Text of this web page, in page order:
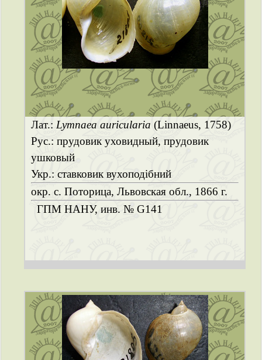
Лат.: Lymnaea auricularia (Linnaeus, 1758)
Рус.: прудовик уховидный, прудовик
ушковый
Укр.: ставковик вухоподібний
окр. с. Поторица, Львовская обл., 1866 г.
ГПМ НАНУ, инв. № G141